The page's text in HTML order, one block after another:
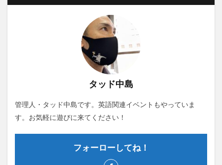
タッド中島
管理人・タッド中島です。英語関連イベントもやっていま
す。お気軽に遊びに来てください！
フォーローしてね！